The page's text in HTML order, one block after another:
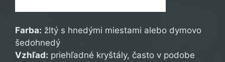
Farba: žltý s hnedými miestami alebo dymovo
šedohnedý
Vzhľad: priehľadné kryštály, často v podobe